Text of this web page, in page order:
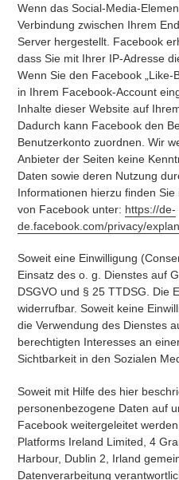
Wenn das Social-Media-
Verbindung zwischen Ihrem
Server hergestellt. Facebook
dass Sie mit Ihrer IP-Adresse
Wenn Sie den Facebook „Like-
in Ihrem Facebook-Account
Inhalte dieser Website auf
Dadurch kann Facebook den
Benutzerkonto zuordnen. Wir
Anbieter der Seiten keine
Daten sowie deren Nutzung
Informationen hierzu finden
von Facebook unter: https://de-
de.facebook.com/privacy/
Soweit eine Einwilligung
Einsatz des o. g. Dienstes auf
DSGVO und § 25 TTDSG. Die
widerrufbar. Soweit keine
die Verwendung des Dienstes
berechtigten Interesses an
Sichtbarkeit in den Sozialen
Soweit mit Hilfe des hier
personenbezogene Daten auf
Facebook weitergeleitet
Platforms Ireland Limited, 4
Harbour, Dublin 2, Irland
Datenverarbeitung